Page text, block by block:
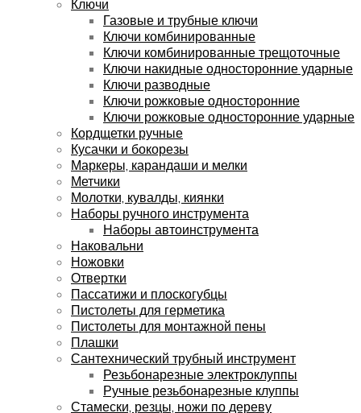
Ключи
Газовые и трубные ключи
Ключи комбинированные
Ключи комбинированные трещоточные
Ключи накидные односторонние ударные
Ключи разводные
Ключи рожковые односторонние
Ключи рожковые односторонние ударные
Кордщетки ручные
Кусачки и бокорезы
Маркеры, карандаши и мелки
Метчики
Молотки, кувалды, киянки
Наборы ручного инструмента
Наборы автоинструмента
Наковальни
Ножовки
Отвертки
Пассатижи и плоскогубцы
Пистолеты для герметика
Пистолеты для монтажной пены
Плашки
Сантехнический трубный инструмент
Резьбонарезные электроклуппы
Ручные резьбонарезные клуппы
Стамески, резцы, ножи по дереву